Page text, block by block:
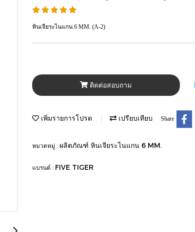
หินเจียระไนแกน 6 MM. (A-2)
ติดต่อสอบถาม
เพิ่มรายการโปรด เปรียบเทียบ Share
หมวดหมู่ : ผลิตภัณฑ์ หินเจียระไนแกน 6 MM.
แบรนด์ : FIVE TIGER